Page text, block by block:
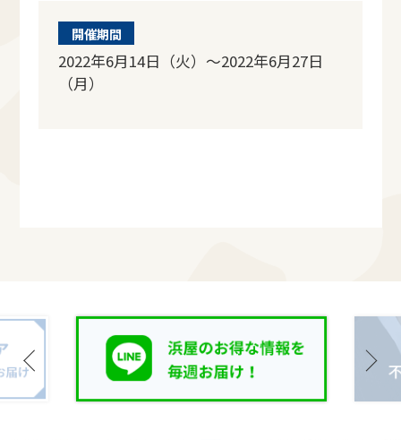
開催期間
2022年6月14日（火）～2022年6月27日
（月）